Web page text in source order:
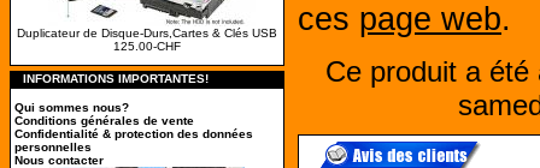
Duplicateur de Disque-Durs,Cartes & Clés USB
125.00-CHF
INFORMATIONS IMPORTANTES!
Qui sommes nous?
Conditions générales de vente
Confidentialité & protection des données
personnelles
Nous contacter
ces page web.
Ce produit a été